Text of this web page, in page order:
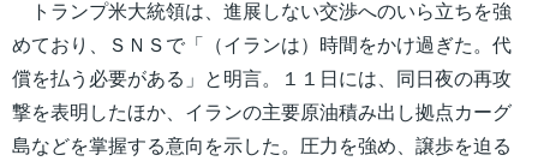
トランプ米大統領は、進展しない交渉へのいら立ちを強
めており、ＳＮＳで「（イランは）時間をかけ過ぎた。代
償を払う必要がある」と明言。１１日には、同日夜の再攻
撃を表明したほか、イランの主要原油積み出し拠点カーグ
島などを掌握する意向を示した。圧力を強め、譲歩を迫る